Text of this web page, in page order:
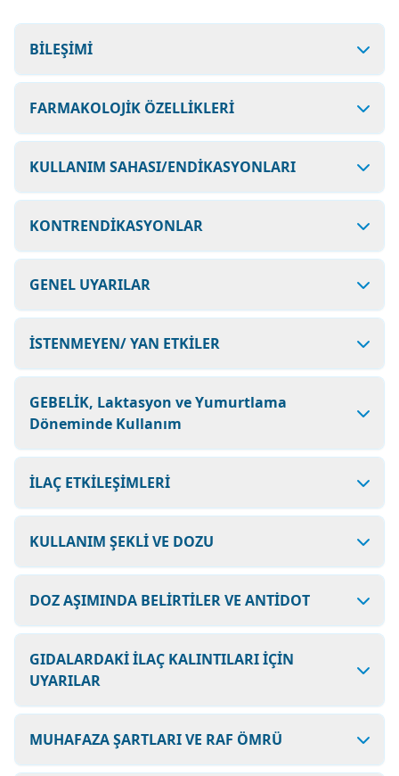
BİLEŞİMİ
FARMAKOLOJİK ÖZELLİKLERİ
KULLANIM SAHASI/ENDİKASYONLARI
KONTRENDİKASYONLAR
GENEL UYARILAR
İSTENMEYEN/ YAN ETKİLER
GEBELİK, Laktasyon ve Yumurtlama
Döneminde Kullanım
İLAÇ ETKİLEŞİMLERİ
KULLANIM ŞEKLİ VE DOZU
DOZ AŞIMINDA BELİRTİLER VE ANTİDOT
GIDALARDAKİ İLAÇ KALINTILARI İÇİN
UYARILAR
MUHAFAZA ŞARTLARI VE RAF ÖMRÜ